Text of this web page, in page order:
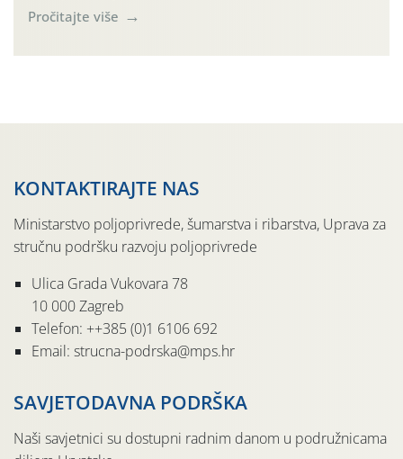
(Rhagoletis completa). Niska brojnost može se objasniti
činjenicom da je riječ o mladim nasadima s vrlo malim
Pročitajte više
KONTAKTIRAJTE NAS
Ministarstvo poljoprivrede, šumarstva i ribarstva, Uprava za
stručnu podršku razvoju poljoprivrede
Ulica Grada Vukovara 78
10 000 Zagreb
Telefon: ++385 (0)1 6106 692
Email: strucna-podrska@mps.hr
SAVJETODAVNA PODRŠKA
Naši savjetnici su dostupni radnim danom u podružnicama